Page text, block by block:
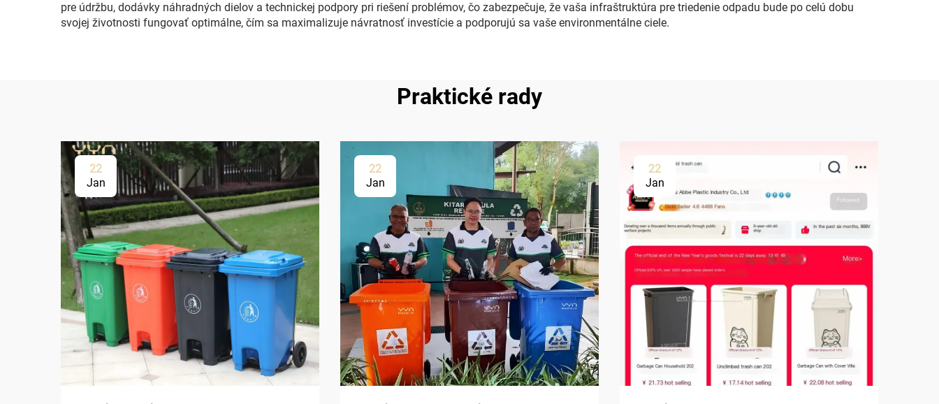
pre údržbu, dodávky náhradných dielov a technickej podpory pri riešení problémov, čo zabezpečuje, že vaša infraštruktúra pre triedenie odpadu bude po celú dobu
svojej životnosti fungovať optimálne, čím sa maximalizuje návratnosť investície a podporujú sa vaše environmentálne ciele.
Praktické rady
22
Jan
22
Jan
22
Jan